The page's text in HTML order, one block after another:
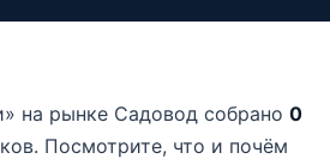
на рынке Садовод собрано 0
Посмотрите, что и почём